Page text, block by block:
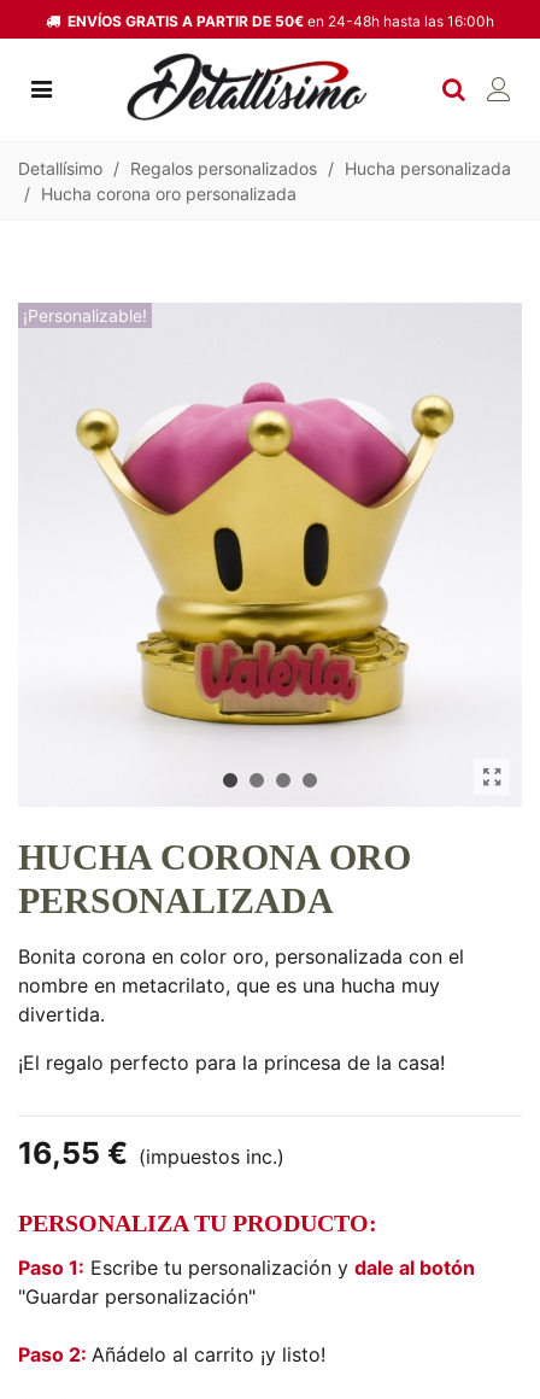
ENVÍOS GRATIS A PARTIR DE 50€ en 24-48h hasta las 16:00h
Detallísimo / Regalos personalizados / Hucha personalizada
/ Hucha corona oro personalizada
¡Personalizable!
HUCHA CORONA ORO
PERSONALIZADA
Bonita corona en color oro, personalizada con el
nombre en metacrilato, que es una hucha muy
divertida.
¡El regalo perfecto para la princesa de la casa!
16,55 € (impuestos inc.)
PERSONALIZA TU PRODUCTO:
Paso 1: Escribe tu personalización y dale al botón
"Guardar personalización"
Paso 2: Añádelo al carrito ¡y listo!